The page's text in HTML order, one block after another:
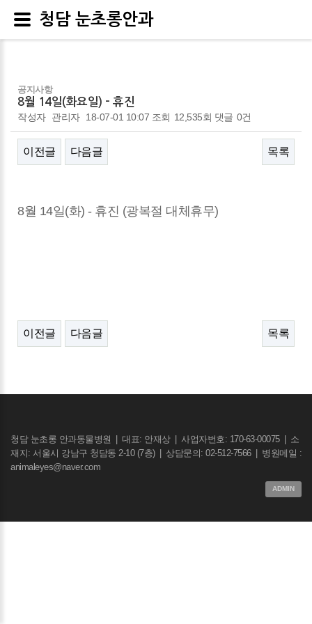
공지사항
8월 14일(화요일) - 휴진
작성자 관리자 18-07-01 10:07 조회 12,535회 댓글 0건
이전글 다음글 목록
8월 14일(화)​ - 휴진​ (광복절 대체휴무)
이전글 다음글 목록
청담 눈초롱 안과동물병원 대표: 안재상 사업자번호: 170-63-00075
소
재지: 서울시 강남구 청담동 2-10 (7층)
상담문의: 02-512-7566
병원메일 :
animaleyes@naver.com
ADMIN
청담 눈초롱안과